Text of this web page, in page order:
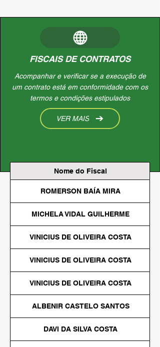
FISCAIS DE CONTRATOS
Acompanhar e verificar se a execução de
um contrato está em conformidade com os
termos e condições estipulados
VER MAIS
Nome do Fiscal
ROMERSON BAÍA MIRA
MICHELA VIDAL GUILHERME
VINICIUS DE OLIVEIRA COSTA
VINICIUS DE OLIVEIRA COSTA
VINICIUS DE OLIVEIRA COSTA
ALBENIR CASTELO SANTOS
DAVI DA SILVA COSTA